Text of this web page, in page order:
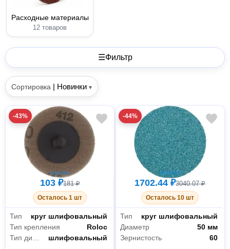
Расходные материалы
12 товаров
☰Фильтр
Сортировка | Новинки ▾
-43%
103 ₽181 ₽
Осталось 1 шт
Тип
круг шлифовальный
Тип крепления
Roloc
шлифовальный
-44%
1702.44 ₽3040.07 ₽
Осталось 10 шт
Тип
круг шлифовальный
Диаметр
50 мм
Зернистость
60